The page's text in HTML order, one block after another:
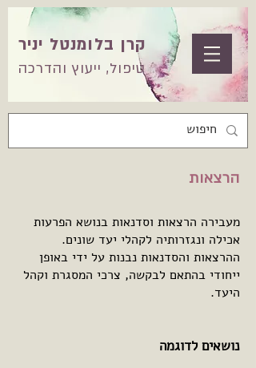
קרן בלומנטל יניר
טיפול, ייעוץ והדרכה
הרצאות
מעבירה הרצאות וסדנאות בנושא הפרעות
אכילה ונגזרותיה לקהלי יעד שונים.
ההרצאות והסדנאות נבנות על ידי באופן
ייחודי בהתאם לבקשה, צרכי המסגרת וקהל
היעד.
נושאים לדוגמה